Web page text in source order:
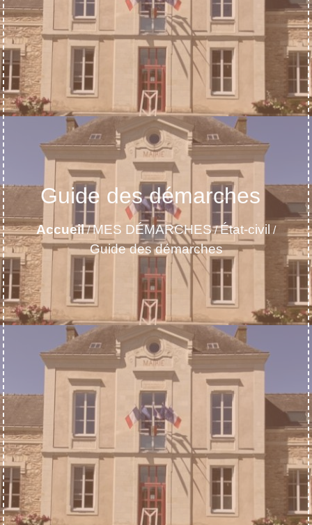
Guide des démarches
Accueil/MES DÉMARCHES/État-civil /
Guide des démarches